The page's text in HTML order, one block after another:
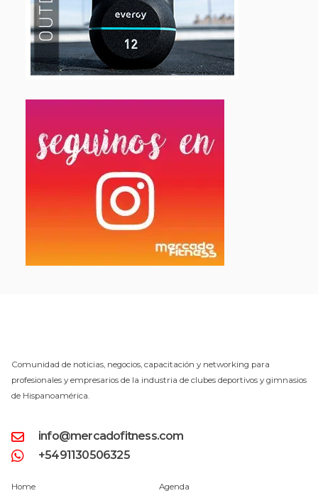
Comunidad de noticias, negocios, capacitación y networking para
profesionales y empresarios de la industria de clubes deportivos y gimnasios
de Hispanoamérica.
info@mercadofitness.com
+5491130506325
Home Agenda